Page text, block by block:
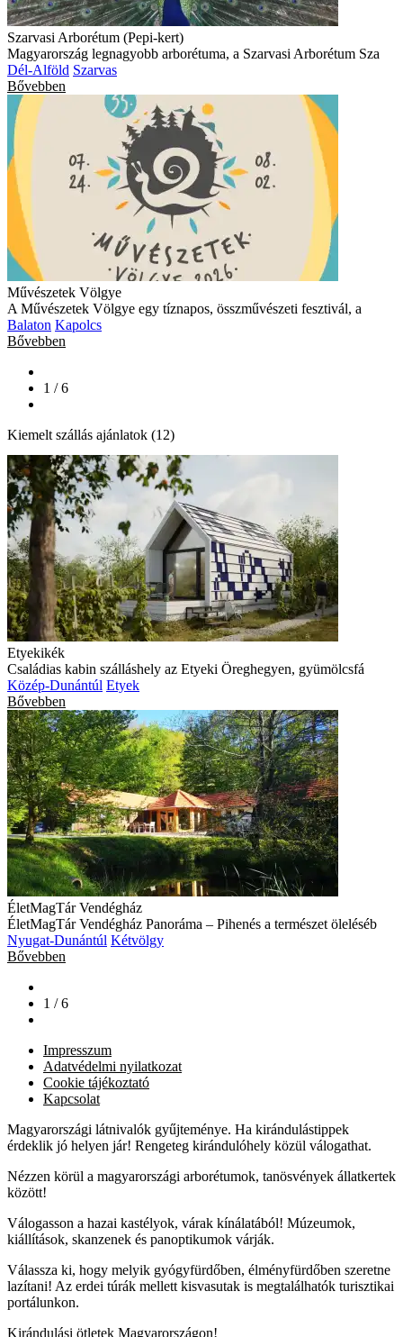
Szarvasi Arborétum (Pepi-kert)
Magyarország legnagyobb arborétuma, a Szarvasi Arborétum Sza
Dél-Alföld Szarvas
Bővebben
Művészetek Völgye
A Művészetek Völgye egy tíznapos, összművészeti fesztivál, a
Balaton Kapolcs
Bővebben
1 / 6
Kiemelt szállás ajánlatok (12)
Etyekikék
Családias kabin szálláshely az Etyeki Öreghegyen, gyümölcsfá
Közép-Dunántúl Etyek
Bővebben
ÉletMagTár Vendégház
ÉletMagTár Vendégház Panoráma – Pihenés a természet öleléséb
Nyugat-Dunántúl Kétvölgy
Bővebben
1 / 6
Impresszum
Adatvédelmi nyilatkozat
Cookie tájékoztató
Kapcsolat
Magyarországi látnivalók gyűjteménye. Ha kirándulástippek
érdeklik jó helyen jár! Rengeteg kirándulóhely közül válogathat.
Nézzen körül a magyarországi arborétumok, tanösvények állatkertek
között!
Válogasson a hazai kastélyok, várak kínálatából! Múzeumok,
kiállítások, skanzenek és panoptikumok várják.
Válassza ki, hogy melyik gyógyfürdőben, élményfürdőben szeretne
lazítani! Az erdei túrák mellett kisvasutak is megtalálhatók turisztikai
portálunkon.
Kirándulási ötletek Magyarországon!